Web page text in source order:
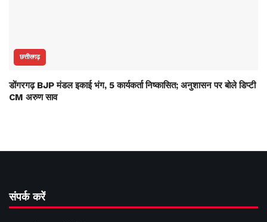
छत्तीसगढ़
डोंगरगढ़ BJP मंडल इकाई भंग, 5 कार्यकर्ता निष्कासित; अनुशासन पर बोले डिप्टी
CM अरुण साव
संपर्क करें